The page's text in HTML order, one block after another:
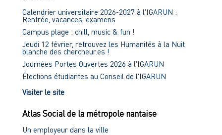
Calendrier universitaire 2026-2027 à l'IGARUN :
Rentrée, vacances, examens
Campus plage : chill, music & fun !
Jeudi 12 février, retrouvez les Humanités à la Nuit
blanche des chercheur.es !
Journées Portes Ouvertes 2026 à l'IGARUN
Élections étudiantes au Conseil de l'IGARUN
Visiter le site
Atlas Social de la métropole nantaise
Un employeur dans la ville